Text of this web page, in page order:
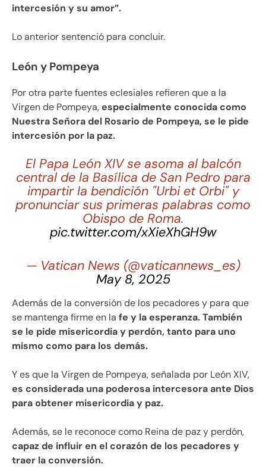
intercesión y su amor”.
Lo anterior sentenció para concluir.
León y Pompeya
Por otra parte fuentes eclesiales refieren que a la
Virgen de Pompeya,especialmente conocida como
Nuestra Señora del Rosario de Pompeya, se le pide
intercesión por la paz.
El Papa León XIV se asoma al balcón
central de la Basílica de San Pedro para
impartir la bendición "Urbi et Orbi" y
pronunciar sus primeras palabras como
Obispo de Roma.
pic.twitter.com/xXieXhGH9w
— Vatican News (@vaticannews_es)
May 8, 2025
Además de la conversión de los pecadores y para que
se mantenga firme en la fe y la esperanza. También
se le pide misericordia y perdón, tanto para uno
mismo como para los demás.
Y es que la Virgen de Pompeya, señalada por León XIV,
es considerada una poderosa intercesora ante Dios
para obtener misericordia y paz.
Además, se le reconoce como Reina de paz y perdón,
capaz de influir en el corazón de los pecadores y
traer la conversión.